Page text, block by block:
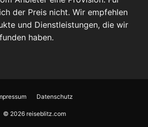
der Preis nicht. Wir empfehlen
und Dienstleistungen, die wir
haben.
Datenschutz
© 2026 reiseblitz.com